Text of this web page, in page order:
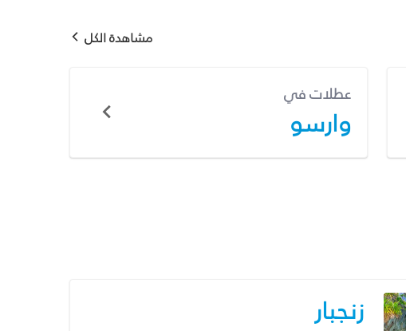
مشاهدة الكل
عطلات في
وارسو
زنجبار